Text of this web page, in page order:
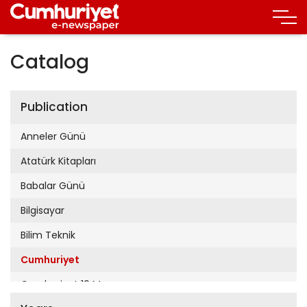
Catalog
Publication
Anneler Günü
Atatürk Kitapları
Babalar Günü
Bilgisayar
Bilim Teknik
Cumhuriyet
Cumhuriyet 19 Mayıs